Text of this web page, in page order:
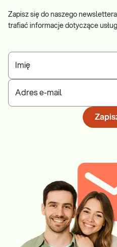
Zapisz się do naszego
trafiać informacje dotyczące
Imię
Adres e-mail